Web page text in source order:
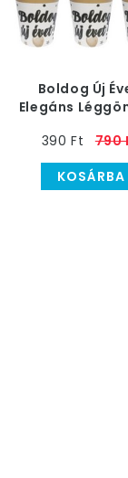
Boldog Új
Elegáns
390 Ft
790
KOSÁRBA